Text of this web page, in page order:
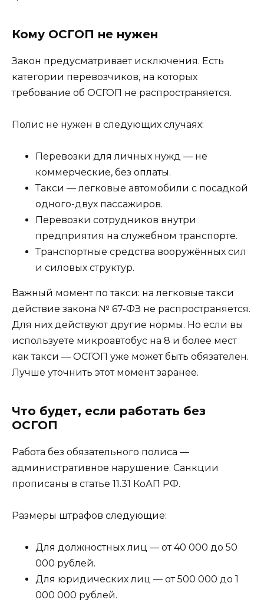
Кому ОСГОП не нужен
Закон предусматривает исключения. Есть
категории перевозчиков, на которых
требование об ОСГОП не распространяется.
Полис не нужен в следующих случаях:
Перевозки для личных нужд — не
коммерческие, без оплаты.
Такси — легковые автомобили с посадкой
одного-двух пассажиров.
Перевозки сотрудников внутри
предприятия на служебном транспорте.
Транспортные средства вооружённых сил
и силовых структур.
Важный момент по такси: на легковые такси
действие закона № 67-ФЗ не распространяется.
Для них действуют другие нормы. Но если вы
используете микроавтобус на 8 и более мест
как такси — ОСГОП уже может быть обязателен.
Лучше уточнить этот момент заранее.
Что будет, если работать без
ОСГОП
Работа без обязательного полиса —
административное нарушение. Санкции
прописаны в статье 11.31 КоАП РФ.
Размеры штрафов следующие:
Для должностных лиц — от 40 000 до 50
000 рублей.
Для юридических лиц — от 500 000 до 1
000 000 рублей.